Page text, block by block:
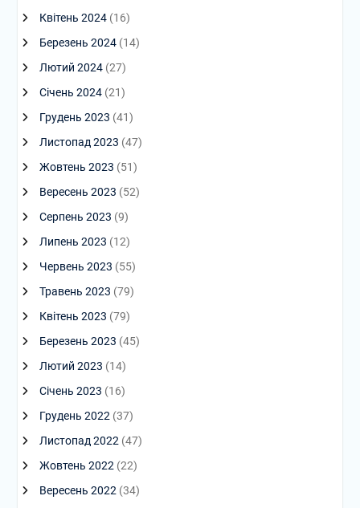
Квітень 2024(16)
Березень 2024(14)
Лютий 2024(27)
Січень 2024(21)
Грудень 2023 (41)
Листопад 2023 (47)
Жовтень 2023 (51)
Вересень 2023 (52)
Серпень 2023 (9)
Липень 2023 (12)
Червень 2023 (55)
Травень 2023 (79)
Квітень 2023 (79)
Березень 2023 (45)
Лютий 2023 (14)
Січень 2023 (16)
Грудень 2022 (37)
Листопад 2022 (47)
Жовтень 2022 (22)
Вересень 2022 (34)